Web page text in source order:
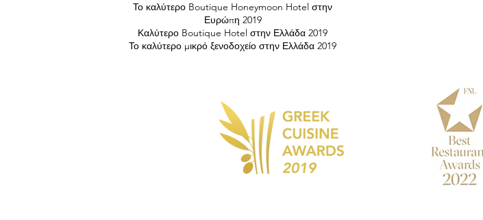
Το καλύτερο Boutique Honeymoon Hotel στην
Ευρώπη 2019
Καλύτερο Boutique Hotel στην Ελλάδα 2019
Το καλύτερο μικρό ξενοδοχείο στην Ελλάδα 2019